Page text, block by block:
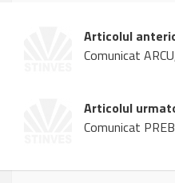
Articolul
Comunicat
Articolul
Comunicat